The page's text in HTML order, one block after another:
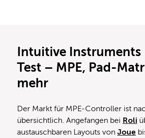
Intuitive Instruments
Test – MPE, Pad-
mehr
Der Markt für MPE-Controller ist
übersichtlich. Angefangen bei Roli
austauschbaren Layouts von Joue